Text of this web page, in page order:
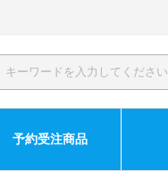
予約受注商品